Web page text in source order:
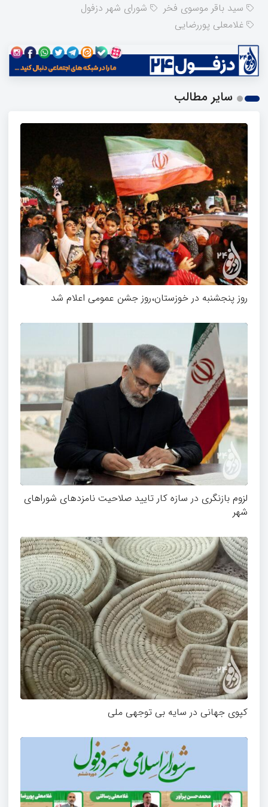
سید باقر موسوی فخر
شورای شهر دزفول
غلامعلی پوررضایی
سایر مطالب
روز پنجشنبه در خوزستان،روز جشن عمومی اعلام شد
لزوم بازنگری در سازه کار تایید صلاحیت نامزدهای شوراهای
شهر
کپوی جهانی در سایه بی توجهی ملی